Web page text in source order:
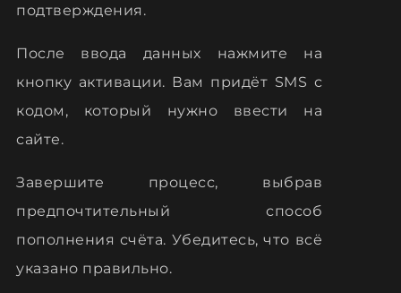
подтверждения.
После ввода данных нажмите на
кнопку активации. Вам придёт SMS с
кодом, который нужно ввести на
сайте.
Завершите процесс, выбрав
предпочтительный способ
пополнения счёта. Убедитесь, что всё
указано правильно.